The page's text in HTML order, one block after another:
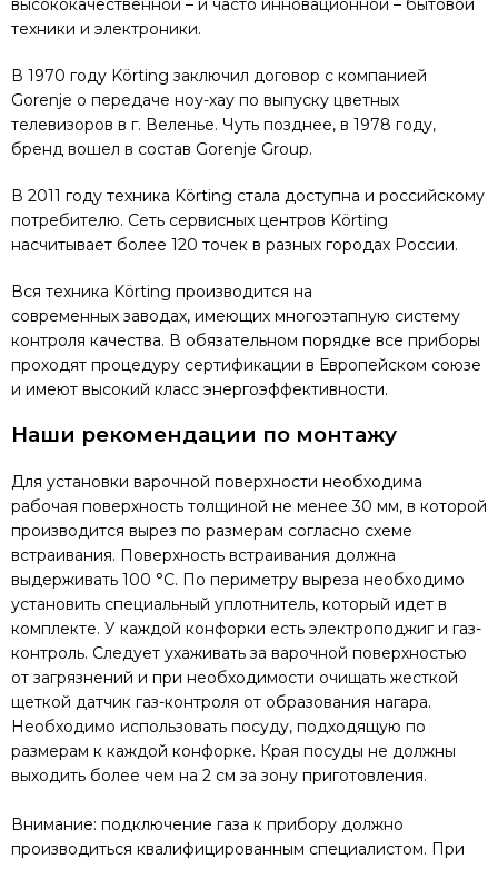
высококачественной – и часто инновационной – бытовой
техники и электроники.
В 1970 году Körting заключил договор с компанией
Gorenje о передаче ноу-хау по выпуску цветных
телевизоров в г. Веленье. Чуть позднее, в 1978 году,
бренд вошел в состав Gorenje Group.
В 2011 году техника Körting стала доступна и российскому
потребителю. Сеть сервисных центров Körting
насчитывает более 120 точек в разных городах России.
Вся техника Körting производится на
современных заводах, имеющих многоэтапную систему
контроля качества. В обязательном порядке все приборы
проходят процедуру сертификации в Европейском союзе
и имеют высокий класс энергоэффективности.
Наши рекомендации по монтажу
Для установки варочной поверхности необходима
рабочая поверхность толщиной не менее 30 мм, в которой
производится вырез по размерам согласно схеме
встраивания. Поверхность встраивания должна
выдерживать 100 °C. По периметру выреза необходимо
установить специальный уплотнитель, который идет в
комплекте. У каждой конфорки есть электроподжиг и газ-
контроль. Следует ухаживать за варочной поверхностью
от загрязнений и при необходимости очищать жесткой
щеткой датчик газ-контроля от образования нагара.
Необходимо использовать посуду, подходящую по
размерам к каждой конфорке. Края посуды не должны
выходить более чем на 2 см за зону приготовления.
Внимание: подключение газа к прибору должно
производиться квалифицированным специалистом. При